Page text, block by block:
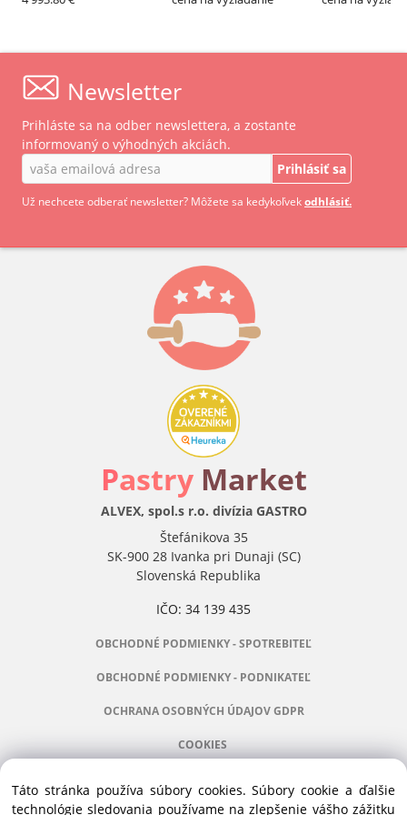
Newsletter
Prihláste sa na odber newslettera, a zostante
informovaný o výhodných akciách.
Prihlásiť sa
Už nechcete odberať newsletter? Môžete sa kedykoľvekodhlásiť.
Pastry Market
ALVEX, spol.s r.o. divízia GASTRO
Štefánikova 35
SK-900 28 Ivanka pri Dunaji (SC)
Slovenská Republika
IČO: 34 139 435
OBCHODNÉ PODMIENKY - SPOTREBITEĽ
OBCHODNÉ PODMIENKY - PODNIKATEĽ
OCHRANA OSOBNÝCH ÚDAJOV GDPR
COOKIES
Táto stránka používa súbory cookies. Súbory cookie a ďalšie
technológie sledovania používame na zlepšenie vášho zážitku